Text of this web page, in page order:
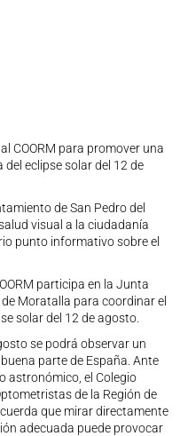
COORM para promover una
eclipse solar del 12 de
de San Pedro del
visual a la ciudadanía
punto informativo sobre el
participa en la Junta
Moratalla para coordinar el
solar del 12 de agosto.
se podrá observar un
parte de España. Ante
astronómico, el Colegio
de la Región de
que mirar directamente
adecuada puede provocar